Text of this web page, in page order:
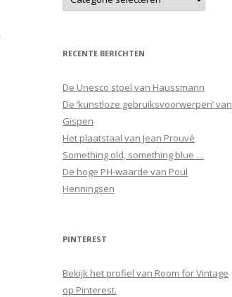
RECENTE BERICHTEN
De Unesco stoel van Haussmann
De ‘kunstloze gebruiksvoorwerpen’ van
Gispen
Het plaatstaal van Jean Prouvé
Something old, something blue …
De hoge PH-waarde van Poul
Henningsen
PINTEREST
Bekijk het profiel van Room for Vintage
op Pinterest.